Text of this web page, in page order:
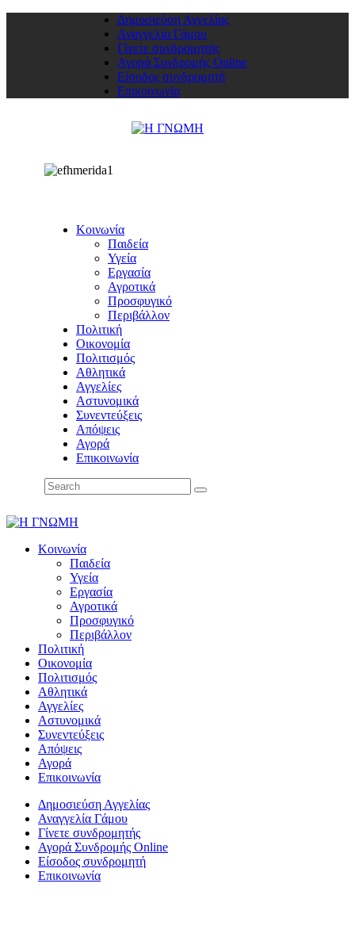
Δημοσιεύση Αγγελίας
Αναγγελία Γάμου
Γίνετε συνδρομητής
Αγορά Συνδρομής Online
Είσοδος συνδρομητή
Επικοινωνία
Κοινωνία
Παιδεία
Υγεία
Εργασία
Αγροτικά
Προσφυγικό
Περιβάλλον
Πολιτική
Οικονομία
Πολιτισμός
Αθλητικά
Αγγελίες
Αστυνομικά
Συνεντεύξεις
Απόψεις
Αγορά
Επικοινωνία
Κοινωνία
Παιδεία
Υγεία
Εργασία
Αγροτικά
Προσφυγικό
Περιβάλλον
Πολιτική
Οικονομία
Πολιτισμός
Αθλητικά
Αγγελίες
Αστυνομικά
Συνεντεύξεις
Απόψεις
Αγορά
Επικοινωνία
Δημοσιεύση Αγγελίας
Αναγγελία Γάμου
Γίνετε συνδρομητής
Αγορά Συνδρομής Online
Είσοδος συνδρομητή
Επικοινωνία